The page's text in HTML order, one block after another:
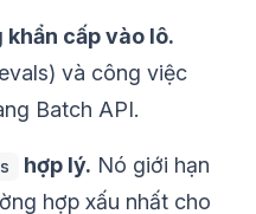
cấp vào lô.
và công việc
Batch API.
hợp lý. Nó giới hạn
hợp xấu nhất cho